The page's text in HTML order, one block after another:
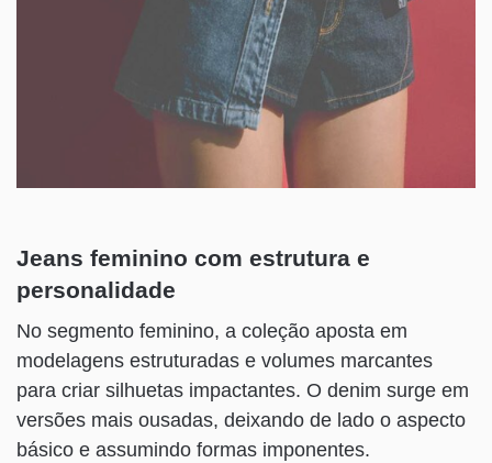
Jeans feminino com estrutura e
personalidade
No segmento feminino, a coleção aposta em
modelagens estruturadas e volumes marcantes
para criar silhuetas impactantes. O denim surge em
versões mais ousadas, deixando de lado o aspecto
básico e assumindo formas imponentes.